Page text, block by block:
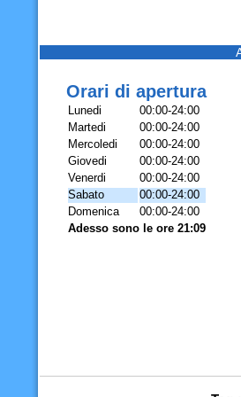
Orari di apertura
Lunedi
00:00-24:00
Martedi
00:00-24:00
Mercoledi
00:00-24:00
Giovedi
00:00-24:00
Venerdi
00:00-24:00
Sabato
00:00-24:00
Domenica
00:00-24:00
Adesso sono le ore 21:09